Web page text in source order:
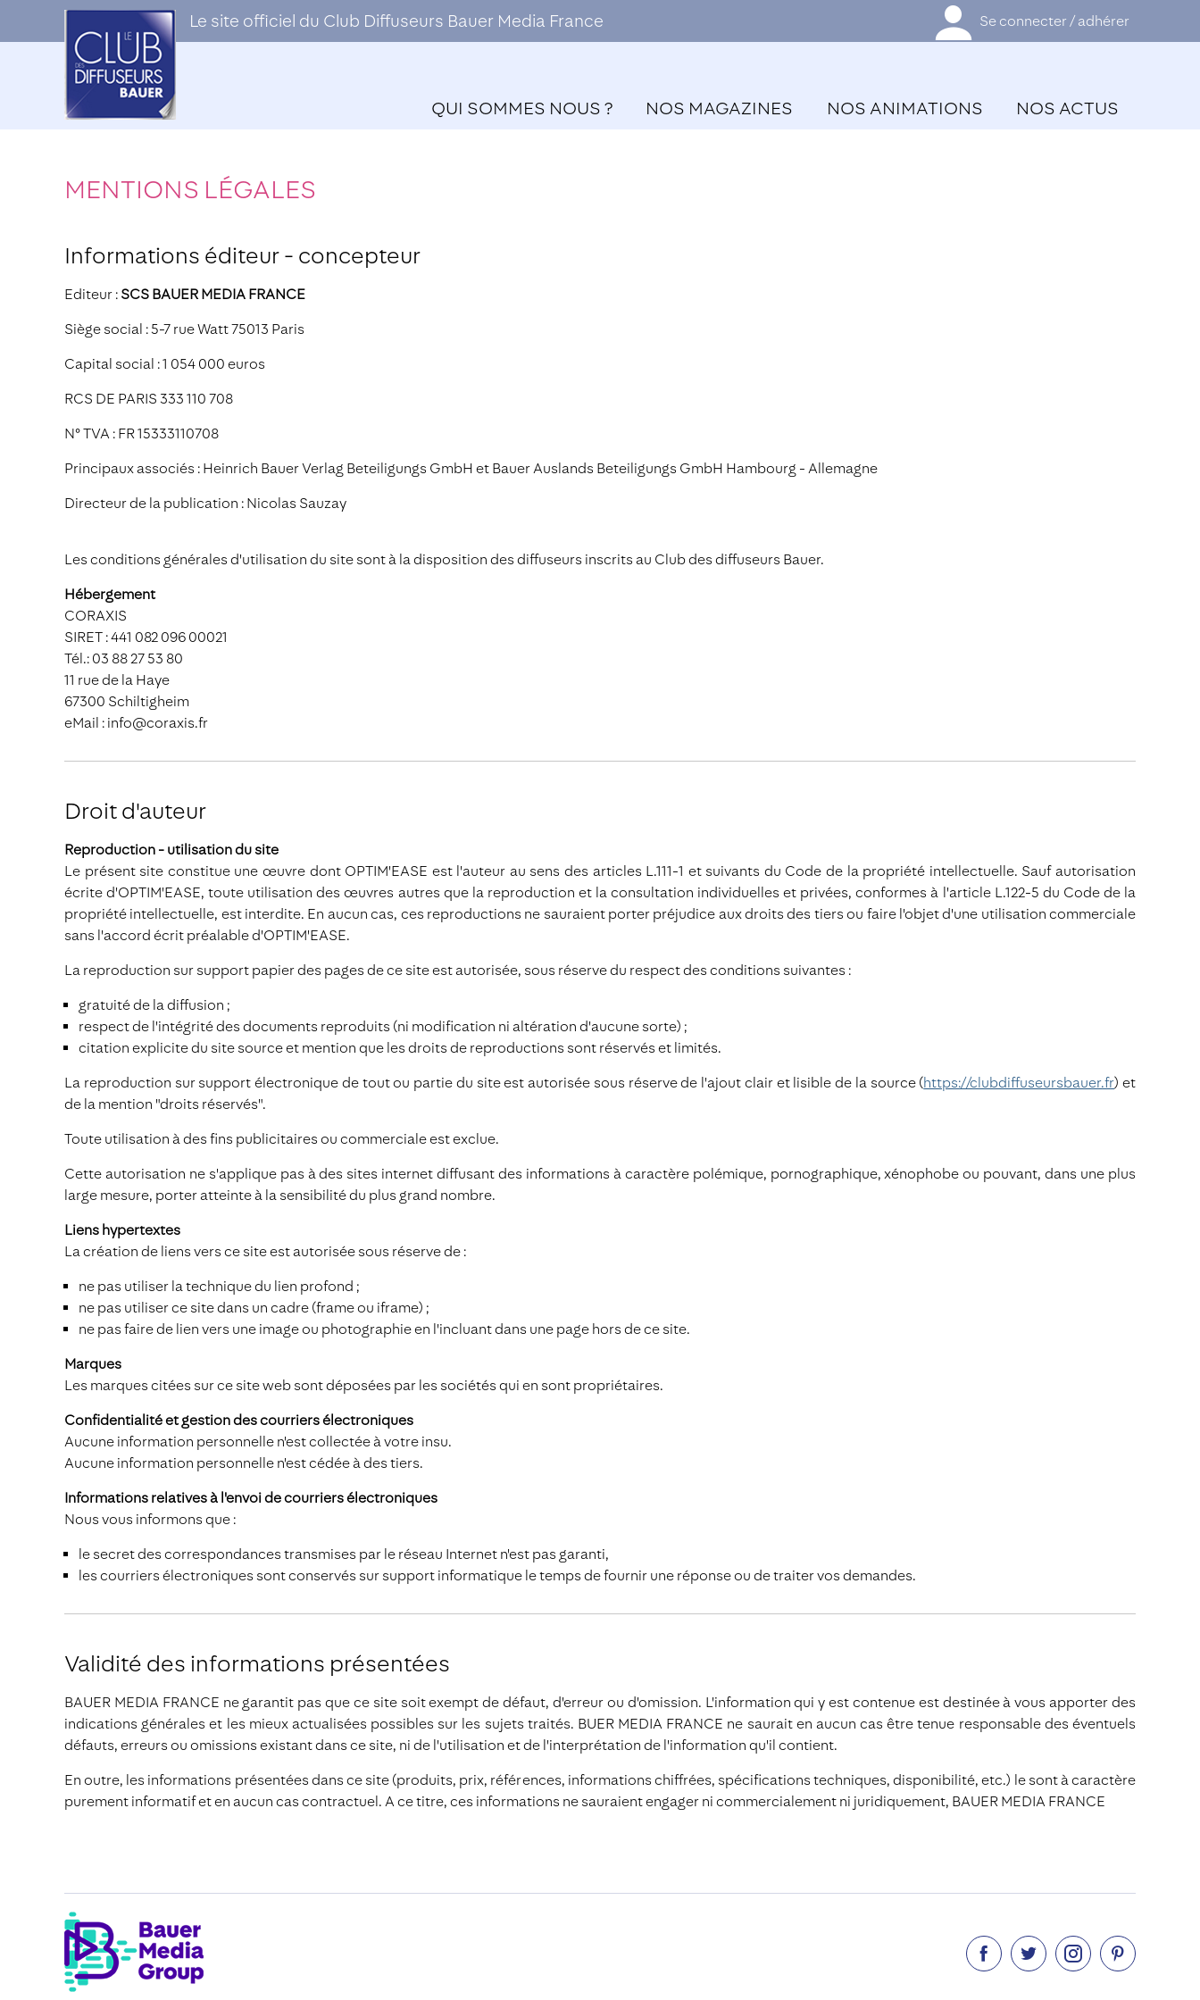
Le site officiel du Club Diffuseurs Bauer Media France Se connecter / adhérer
QUI SOMMES NOUS ? NOS MAGAZINES NOS ANIMATIONS NOS ACTUS
MENTIONS LÉGALES
Informations éditeur - concepteur
Editeur : SCS BAUER MEDIA FRANCE
Siège social : 5-7 rue Watt 75013 Paris
Capital social : 1 054 000 euros
RCS DE PARIS 333 110 708
N° TVA : FR 15333110708
Principaux associés : Heinrich Bauer Verlag Beteiligungs GmbH et Bauer Auslands Beteiligungs GmbH Hambourg - Allemagne
Directeur de la publication : Nicolas Sauzay
Les conditions générales d'utilisation du site sont à la disposition des diffuseurs inscrits au Club des diffuseurs Bauer.
Hébergement
CORAXIS
SIRET : 441 082 096 00021
Tél.: 03 88 27 53 80
11 rue de la Haye
67300 Schiltigheim
eMail : info@coraxis.fr
Droit d'auteur
Reproduction - utilisation du site
Le présent site constitue une œuvre dont OPTIM'EASE est l'auteur au sens des articles L.111-1 et suivants du Code de la propriété intellectuelle. Sauf autorisation
écrite d'OPTIM'EASE, toute utilisation des œuvres autres que la reproduction et la consultation individuelles et privées, conformes à l'article L.122-5 du Code de la
propriété intellectuelle, est interdite. En aucun cas, ces reproductions ne sauraient porter préjudice aux droits des tiers ou faire l'objet d'une utilisation commerciale
sans l'accord écrit préalable d'OPTIM'EASE.
La reproduction sur support papier des pages de ce site est autorisée, sous réserve du respect des conditions suivantes :
gratuité de la diffusion ;
respect de l'intégrité des documents reproduits (ni modification ni altération d'aucune sorte) ;
citation explicite du site source et mention que les droits de reproductions sont réservés et limités.
La reproduction sur support électronique de tout ou partie du site est autorisée sous réserve de l'ajout clair et lisible de la source (https://clubdiffuseursbauer.fr) et
de la mention "droits réservés".
Toute utilisation à des fins publicitaires ou commerciale est exclue.
Cette autorisation ne s'applique pas à des sites internet diffusant des informations à caractère polémique, pornographique, xénophobe ou pouvant, dans une plus
large mesure, porter atteinte à la sensibilité du plus grand nombre.
Liens hypertextes
La création de liens vers ce site est autorisée sous réserve de :
ne pas utiliser la technique du lien profond ;
ne pas utiliser ce site dans un cadre (frame ou iframe) ;
ne pas faire de lien vers une image ou photographie en l'incluant dans une page hors de ce site.
Marques
Les marques citées sur ce site web sont déposées par les sociétés qui en sont propriétaires.
Confidentialité et gestion des courriers électroniques
Aucune information personnelle n'est collectée à votre insu.
Aucune information personnelle n'est cédée à des tiers.
Informations relatives à l'envoi de courriers électroniques
Nous vous informons que :
le secret des correspondances transmises par le réseau Internet n'est pas garanti,
les courriers électroniques sont conservés sur support informatique le temps de fournir une réponse ou de traiter vos demandes.
Validité des informations présentées
BAUER MEDIA FRANCE ne garantit pas que ce site soit exempt de défaut, d'erreur ou d'omission. L'information qui y est contenue est destinée à vous apporter des
indications générales et les mieux actualisées possibles sur les sujets traités. BUER MEDIA FRANCE ne saurait en aucun cas être tenue responsable des éventuels
défauts, erreurs ou omissions existant dans ce site, ni de l'utilisation et de l'interprétation de l'information qu'il contient.
En outre, les informations présentées dans ce site (produits, prix, références, informations chiffrées, spécifications techniques, disponibilité, etc.) le sont à caractère
purement informatif et en aucun cas contractuel. A ce titre, ces informations ne sauraient engager ni commercialement ni juridiquement, BAUER MEDIA FRANCE
   